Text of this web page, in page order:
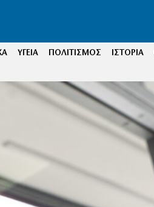
ΥΓΕΙΑ ΠΟΛΙΤΙΣΜΟΣ ΙΣΤΟΡΙΑ